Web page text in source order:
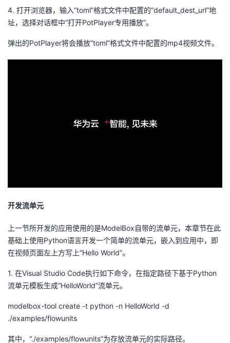
4. 打开浏览器，输入“toml”格式文件中配置的“default_dest_url”地
址，选择对话框中“打开PotPlayer专用播放”。
弹出的PotPlayer将会播放“toml”格式文件中配置的mp4视频文件。
开发流单元
上一节所开发的应用使用的是ModelBox自带的流单元，本章节在此
基础上使用Python语言开发一个简单的流单元，嵌入到应用中，即
在视频页面左上方写上“Hello World”。
1. 在Visual Studio Code执行如下命令，在指定路径下基于Python
流单元模板生成“HelloWorld”流单元。
modelbox-tool create -t python -n HelloWorld -d
./examples/flowunits
其中，“./examples/flowunits”为存放流单元的实际路径。